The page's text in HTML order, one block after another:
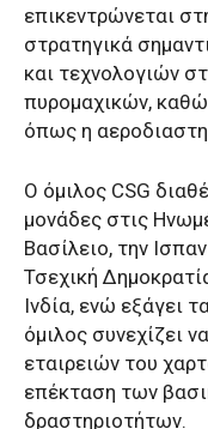
επικεντρώνεται
στρατηγικά
και τεχνολογιών
πυρομαχικών,
όπως η
Ο όμιλος CSG
μονάδες στις
Βασίλειο, την
Τσεχική
Ινδία, ενώ εξάγει
όμιλος συνεχίζει
εταιρειών του
επέκταση των
δραστηριοτήτων.